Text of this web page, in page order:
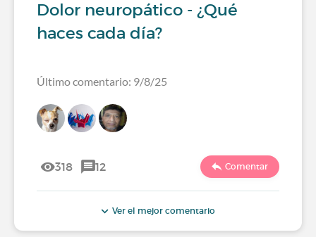
Dolor neuropático - ¿Qué
haces cada día?
Último comentario: 9/8/25
318 12 Comentar
Ver el mejor comentario